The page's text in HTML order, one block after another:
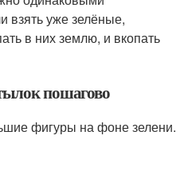
взять уже зелёные,
в них землю, и вкопать
пошагово
фигуры на фоне зелени.